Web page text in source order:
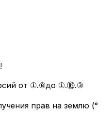
от ①.⑧до ①.⑯.③
прав на землю (°